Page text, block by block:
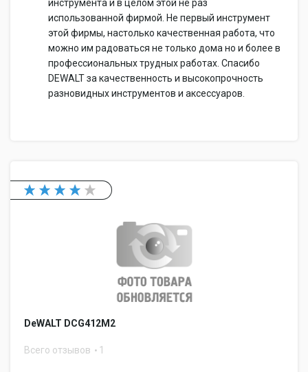
инструмента и в целом этой не раз
использованной фирмой. Не первый инструмент
этой фирмы, настолько качественная работа, что
можно им радоваться не только дома но и более в
профессиональных трудных работах. Спасибо
DEWALT за качественность и высокопрочность
разновидных инструментов и аксессуаров.
DeWALT DCG412M2
Всего отзывов 1